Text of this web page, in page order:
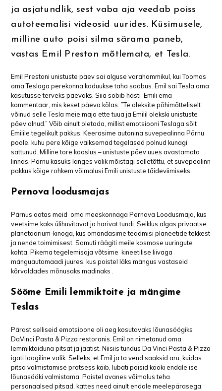
ja asjatundlik, sest vaba aja veedab poiss
autoteemalisi videosid uurides. Küsimusele,
milline auto poisi silma särama paneb,
vastas Emil Preston mõtlemata, et Tesla.
Emil Prestoni unistuste päev sai alguse varahommikul, kui Toomas
oma Teslaga perekonna koduukse taha saabus. Emil sai Tesla oma
käsutusse terveks päevaks. Siia sobib hästi Emili ema
kommentaar, mis keset päeva kõlas: ”Te oleksite põhimõtteliselt
võinud selle Tesla meie maja ette tuua ja Emilil olekski unistuste
päev olnud.” Võib ainult oletada, millist emotsiooni Teslaga sõit
Emilile tegelikult pakkus. Keerasime autonina suvepealinna Pärnu
poole, kuhu pere kõige väiksemad tegelased polnud kunagi
sattunud. Milline tore kooslus – unistuste päev uues avastamata
linnas. Pärnu kasuks langes valik mõistagi selletõttu, et suvepealinn
pakkus kõige rohkem võimalusi Emili unistuste täideviimiseks.
Pernova loodusmajas
Pärnus ootas meid oma meeskonnaga Pernova Loodusmaja, kus
veetsime kaks ülihuvitavat ja harivat tundi. Seiklus algas privaatse
planetaarium-kinoga, kus omandasime teadmisi planeetide tekkest
ja nende toimimisest. Samuti räägiti meile kosmose uuringute
kohta. Pikema tegelemisaja võtsime kineetilise liivaga
mänguautomaadi juures, kus poistel läks mängus vastaseid
kõrvaldades mõnusaks madinaks .
Sööme Emili lemmiktoite ja mängime
Teslas
Pärast selliseid emotsioone oli aeg kosutavaks lõunasöögiks
DaVinci Pasta & Pizza restoranis. Emil on nimetanud oma
lemmiktoiduna pitsat ja jäätist. Niisiis tundus Da Vinci Pasta & Pizza
igati loogiline valik. Selleks, et Emil ja ta vend saaksid aru, kuidas
pitsa valmistamise protsess käib, lubati poisid kööki endale ise
lõunasööki valmistama. Poistel avanes võimalus teha
personaalsed pitsad, kattes need ainult endale meelepärasega.